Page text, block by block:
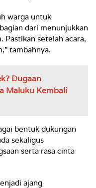
warga untuk
dari menunjukkan
Pastikan setelah acara,
tambahnya.
Dugaan
Maluku Kembali
bentuk dukungan
sekaligus
serta rasa cinta
ajang